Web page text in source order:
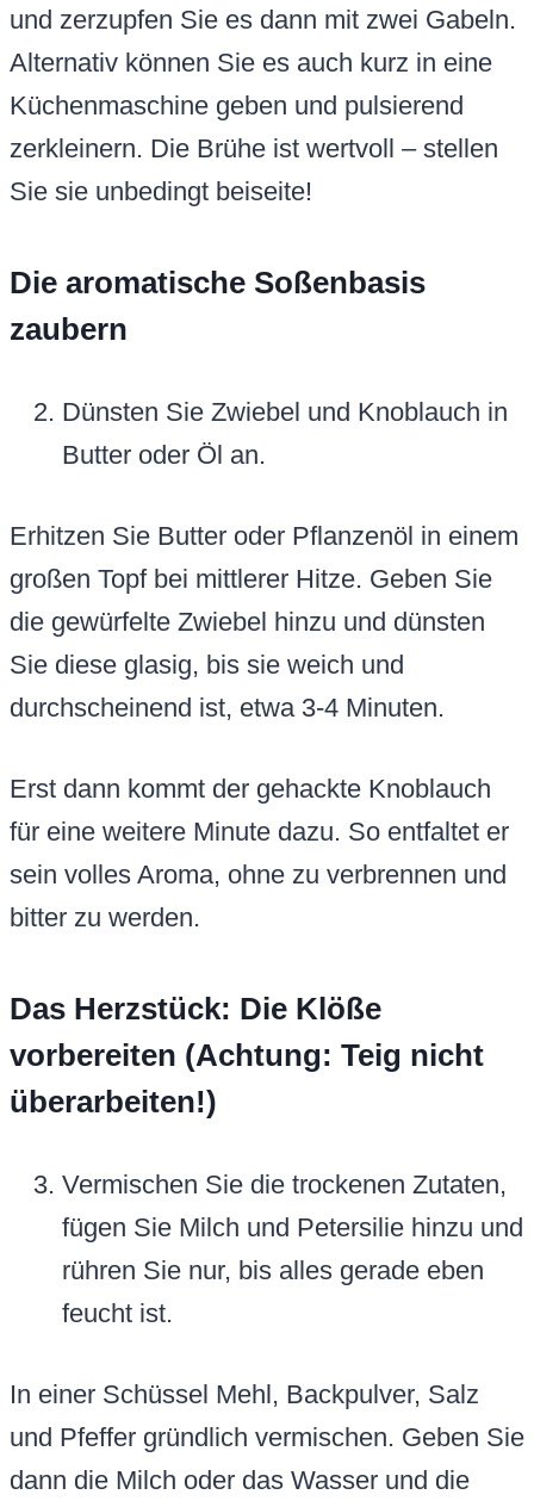
und zerzupfen Sie es dann mit zwei Gabeln.
Alternativ können Sie es auch kurz in eine
Küchenmaschine geben und pulsierend
zerkleinern. Die Brühe ist wertvoll – stellen
Sie sie unbedingt beiseite!
Die aromatische Soßenbasis
zaubern
Dünsten Sie Zwiebel und Knoblauch in
Butter oder Öl an.
Erhitzen Sie Butter oder Pflanzenöl in einem
großen Topf bei mittlerer Hitze. Geben Sie
die gewürfelte Zwiebel hinzu und dünsten
Sie diese glasig, bis sie weich und
durchscheinend ist, etwa 3-4 Minuten.
Erst dann kommt der gehackte Knoblauch
für eine weitere Minute dazu. So entfaltet er
sein volles Aroma, ohne zu verbrennen und
bitter zu werden.
Das Herzstück: Die Klöße
vorbereiten (Achtung: Teig nicht
überarbeiten!)
Vermischen Sie die trockenen Zutaten,
fügen Sie Milch und Petersilie hinzu und
rühren Sie nur, bis alles gerade eben
feucht ist.
In einer Schüssel Mehl, Backpulver, Salz
und Pfeffer gründlich vermischen. Geben Sie
dann die Milch oder das Wasser und die